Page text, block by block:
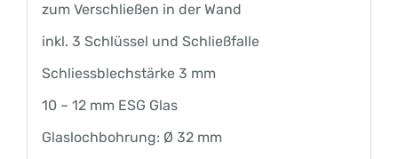
zum Verschließen in der Wand
inkl. 3 Schlüssel und Schließfalle
Schliessblechstärke 3 mm
10 – 12 mm ESG Glas
Glaslochbohrung: Ø 32 mm